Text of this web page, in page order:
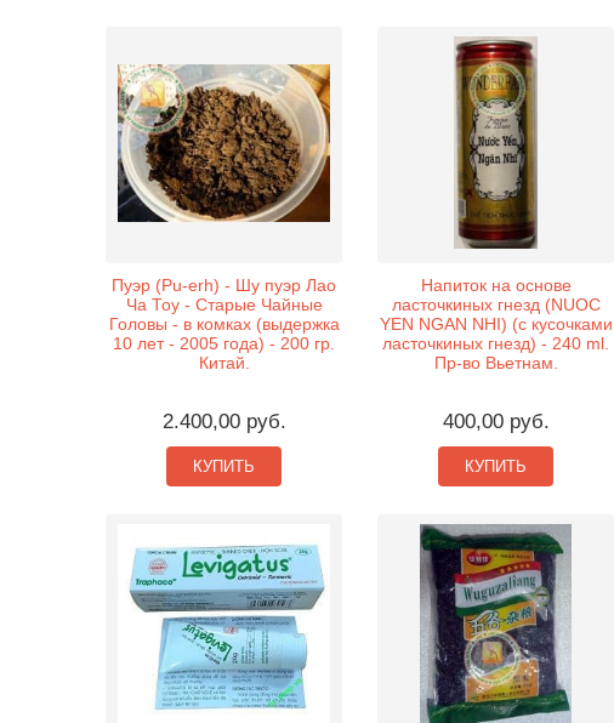
Пуэр (Pu-erh) - Шу пуэр Лао
Ча Тоу - Старые Чайные
Головы - в комках (выдержка
10 лет - 2005 года) - 200 гр.
Китай.
2.400,00 руб.
КУПИТЬ
Напиток на основе
ласточкиных гнезд (NUOC
YEN NGAN NHI) (с кусочками
ласточкиных гнезд) - 240 ml.
Пр-во Вьетнам.
400,00 руб.
КУПИТЬ